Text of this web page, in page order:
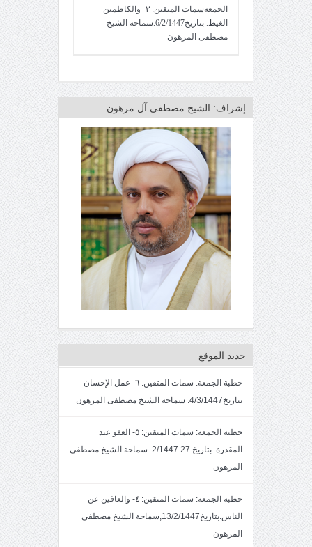
الجمعةسمات المتقين: ٣- والكاظمين
الغيظ. بتاريخ6/2/1447.سماحة الشيخ
مصطفى المرهون
إشراف: الشيخ مصطفى آل مرهون
جديد الموقع
خطبة الجمعة: سمات المتقين: ٦- عمل الإحسان
بتاريخ4/3/1447. سماحة الشيخ مصطفى المرهون
خطبة الجمعة: سمات المتقين: ٥- العفو عند
المقدرة. بتاريخ 27 2/1447. سماحة الشيخ مصطفى
المرهون
خطبة الجمعة: سمات المتقين: ٤- والعافين عن
الناس.بتاريخ13/2/1447,سماحة الشيخ مصطفى
المرهون